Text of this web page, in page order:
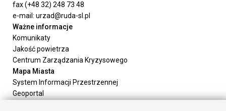
fax (+48 32) 248 73 48
e-mail: urzad@ruda-sl.pl
Ważne informacje
Komunikaty
Jakość powietrza
Centrum Zarządzania Kryzysowego
Mapa Miasta
System Informacji Przestrzennej
Geoportal